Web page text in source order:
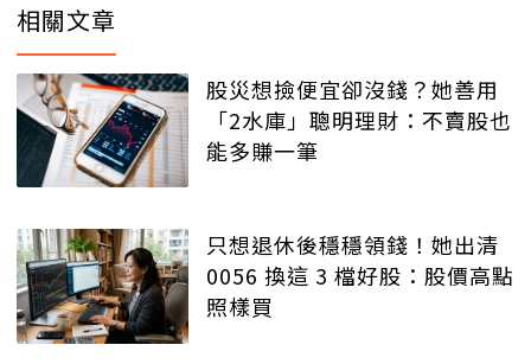
相關文章
股災想撿便宜卻沒錢？她善用
「2水庫」聰明理財：不賣股也
能多賺一筆
只想退休後穩穩領錢！她出清
0056 換這 3 檔好股：股價高點
照樣買